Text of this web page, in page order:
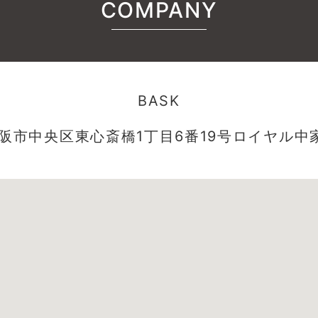
COMPANY
BASK
市中央区東心斎橋1丁目6番19号ロイヤル中